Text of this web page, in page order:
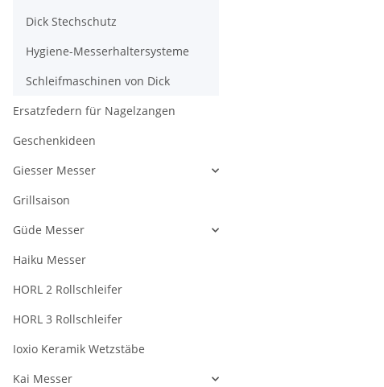
Dick Stechschutz
Hygiene-Messerhaltersysteme
Schleifmaschinen von Dick
Ersatzfedern für Nagelzangen
Geschenkideen
Giesser Messer
Grillsaison
Güde Messer
Haiku Messer
HORL 2 Rollschleifer
HORL 3 Rollschleifer
Ioxio Keramik Wetzstäbe
Kai Messer